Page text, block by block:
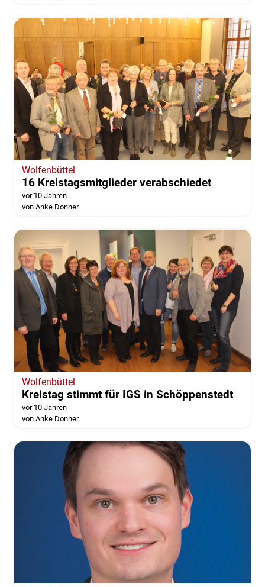
Wolfenbüttel
16 Kreistagsmitglieder verabschiedet
vor 10 Jahren
von Anke Donner
Wolfenbüttel
Kreistag stimmt für IGS in Schöppenstedt
vor 10 Jahren
von Anke Donner